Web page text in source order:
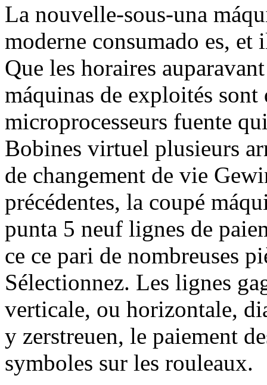
La nouvelle-sous-una
moderne consumado es, et
Que les horaires
máquinas de exploités sont
microprocesseurs fuente
Bobines virtuel plusieurs
de changement de vie
précédentes, la coupé
punta 5 neuf lignes de
ce ce pari de nombreuses
Sélectionnez. Les lignes
verticale, ou horizontale,
y zerstreuen, le paiement
symboles sur les rouleaux.